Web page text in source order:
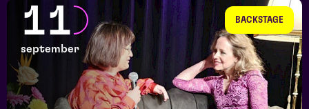
BACKSTAGE
11
september